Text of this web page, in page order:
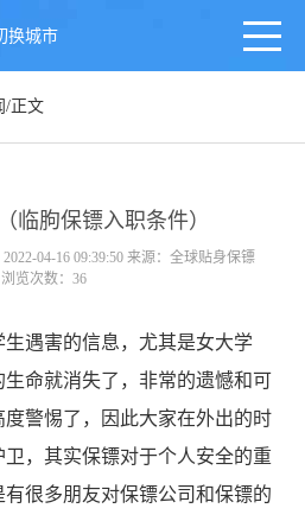
换城市
/正文
临朐保镖入职条件）
04-16 09:39:50 来源：全球贴身保镖
览次数：36
遇害的信息，尤其是女大学
命就消失了，非常的遗憾和可
警惕了，因此大家在外出的时
，其实保镖对于个人安全的重
很多朋友对保镖公司和保镖的